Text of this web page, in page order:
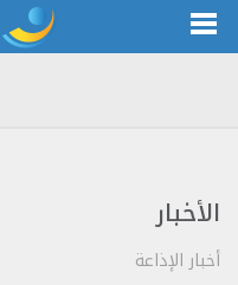
الأخبار
أخبار الإذاعة